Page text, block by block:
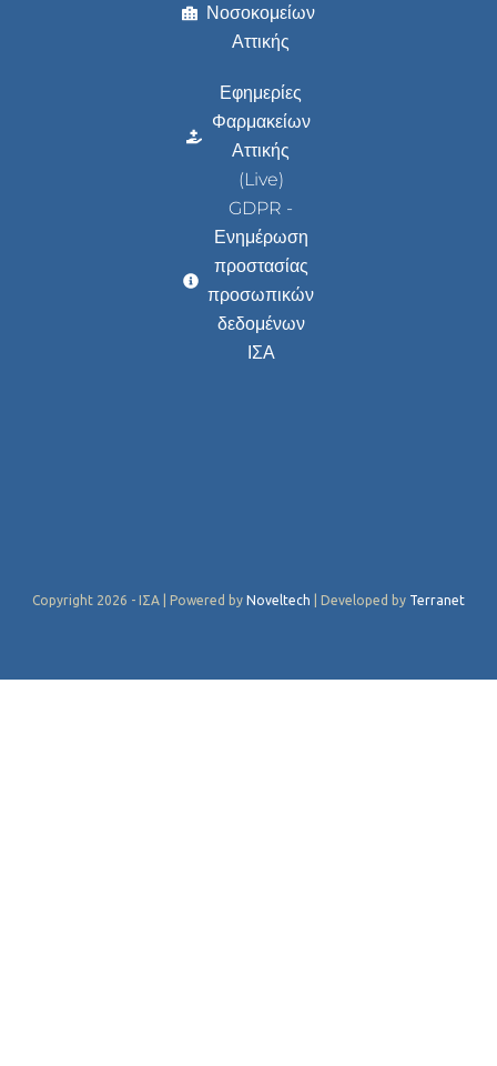
Νοσοκομείων
Αττικής
Εφημερίες
Φαρμακείων
Αττικής
(Live)
GDPR -
Ενημέρωση
προστασίας
προσωπικών
δεδομένων
ΙΣΑ
Copyright 2026 - ΙΣΑ | Powered by Noveltech | Developed by Terranet